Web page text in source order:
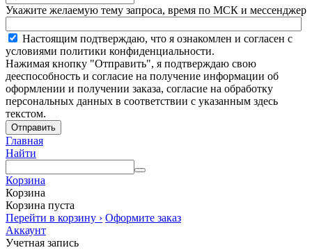
Укажите желаемую тему запроса, время по МСК и мессенджер
Настоящим подтверждаю, что я ознакомлен и согласен с
условиями политики конфиденциальности.
Нажимая кнопку "Отправить", я подтверждаю свою
дееспособность и согласие на получение информации об
оформлении и получении заказа, согласие на обработку
персональных данных в соответствии с указанным здесь
текстом.
Отправить
Главная
Найти
Корзина
Корзина
Корзина пуста
Перейти в корзину › Оформите заказ
Аккаунт
Учетная запись